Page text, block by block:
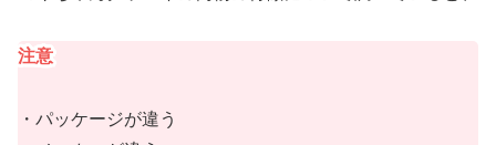
注意
・パッケージが違う